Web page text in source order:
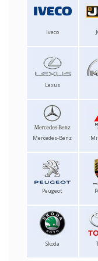
Iveco
Lexus
Mercedes-Benz
Peugeot
Skoda